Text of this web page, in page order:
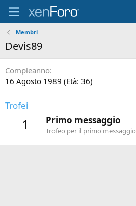
Membri
Devis89
Compleanno
16 Agosto 1989 (Età: 36)
Trofei
1 Primo messaggio
Trofeo per il primo messaggio